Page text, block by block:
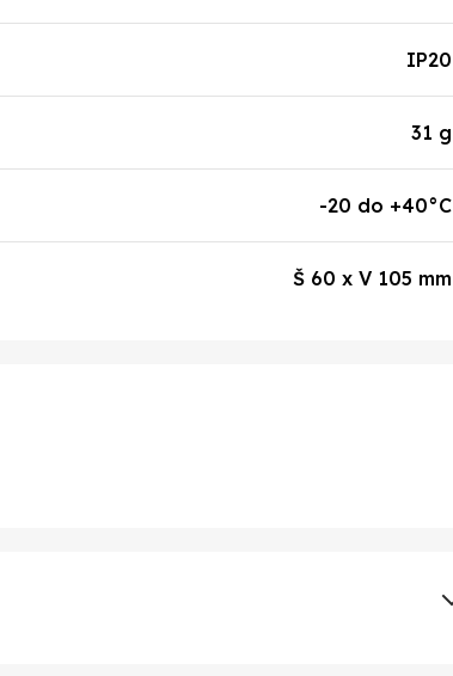
IP20
31 g
-20 do +40°C
Š 60 x V 105 mm